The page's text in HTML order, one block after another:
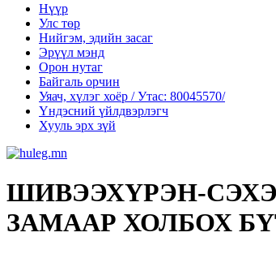
Нүүр
Улс төр
Нийгэм, эдийн засаг
Эрүүл мэнд
Орон нутаг
Байгаль орчин
Уяач, хүлэг хоёр / Утас: 80045570/
Үндэсний үйлдвэрлэгч
Хууль эрх зүй
ШИВЭЭХҮРЭН-
ЗАМААР ХОЛБОХ